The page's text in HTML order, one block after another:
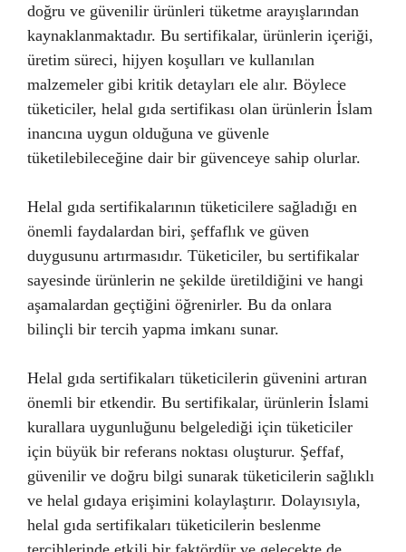
doğru ve güvenilir ürünleri tüketme arayışlarından
kaynaklanmaktadır. Bu sertifikalar, ürünlerin içeriği,
üretim süreci, hijyen koşulları ve kullanılan
malzemeler gibi kritik detayları ele alır. Böylece
tüketiciler, helal gıda sertifikası olan ürünlerin İslam
inancına uygun olduğuna ve güvenle
tüketilebileceğine dair bir güvenceye sahip olurlar.
Helal gıda sertifikalarının tüketicilere sağladığı en
önemli faydalardan biri, şeffaflık ve güven
duygusunu artırmasıdır. Tüketiciler, bu sertifikalar
sayesinde ürünlerin ne şekilde üretildiğini ve hangi
aşamalardan geçtiğini öğrenirler. Bu da onlara
bilinçli bir tercih yapma imkanı sunar.
Helal gıda sertifikaları tüketicilerin güvenini artıran
önemli bir etkendir. Bu sertifikalar, ürünlerin İslami
kurallara uygunluğunu belgelediği için tüketiciler
için büyük bir referans noktası oluşturur. Şeffaf,
güvenilir ve doğru bilgi sunarak tüketicilerin sağlıklı
ve helal gıdaya erişimini kolaylaştırır. Dolayısıyla,
helal gıda sertifikaları tüketicilerin beslenme